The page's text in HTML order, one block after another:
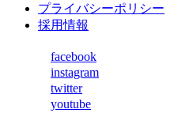
プライバシーポリシー
採用情報
facebook
instagram
twitter
youtube